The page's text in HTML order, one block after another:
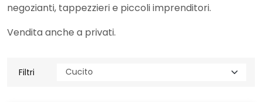
negozianti, tappezzieri e piccoli imprenditori.
Vendita anche a privati.
Filtri